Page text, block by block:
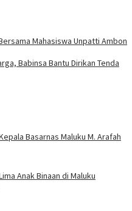
Mahasiswa Unpatti Ambon
Babinsa Bantu Dirikan Tenda
Basarnas Maluku M. Arafah
Anak Binaan di Maluku